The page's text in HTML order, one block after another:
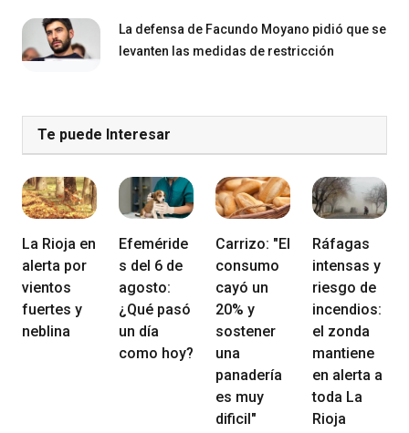
La defensa de Facundo Moyano pidió que se
levanten las medidas de restricción
Te puede Interesar
La Rioja en
alerta por
vientos
fuertes y
neblina
Efeméride
s del 6 de
agosto:
¿Qué pasó
un día
como hoy?
Carrizo: "El
consumo
cayó un
20% y
sostener
una
panadería
es muy
dificil"
Ráfagas
intensas y
riesgo de
incendios:
el zonda
mantiene
en alerta a
toda La
Rioja